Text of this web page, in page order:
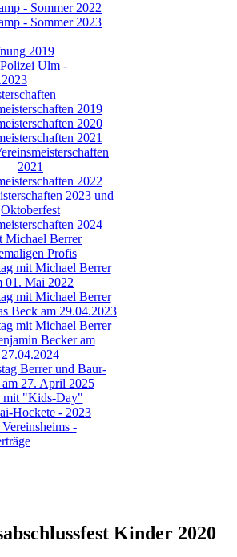
- Sommer 2022
- Sommer 2023
2019
Ulm -
2019
2020
2021
2021
2022
2023 und
Oktoberfest
2024
Michael Berrer
Profis
mit Michael Berrer
01. Mai 2022
mit Michael Berrer
Beck am 29.04.2023
mit Michael Berrer
Becker am
27.04.2024
Berrer und Baur-
am 27. April 2025
mit "Kids-Day"
Hockete - 2023
-
Kinder 2020